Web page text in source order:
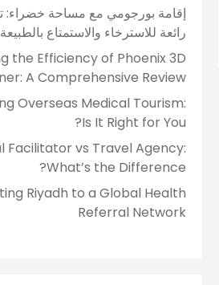
إقامة بورجومي مع مساحة خضراء:
رائعة للاسترخاء والاستمتاع بالطبيعة
the Efficiency of Phoenix 3D
A Comprehensive Review
Overseas Medical Tourism:
Is It Right for You?
Facilitator vs Travel Agency:
What’s the Difference?
Riyadh to a Global Health
Referral Network